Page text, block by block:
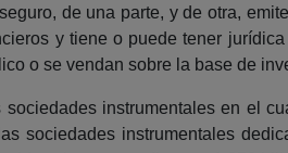
de una parte, y de otra,
y tiene o puede tener
o se vendan sobre la base de
instrumentales en el
sociedades instrumentales